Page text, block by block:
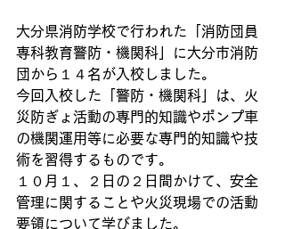
大分県消防学校で行われた「消防団員
専科教育警防・機関科」に大分市消防
団から１４名が入校しました。
今回入校した「警防・機関科」は、火
災防ぎょ活動の専門的知識やポンプ車
の機関運用等に必要な専門的知識や技
術を習得するものです。
１０月１、２日の２日間かけて、安全
管理に関することや火災現場での活動
要領について学びました。